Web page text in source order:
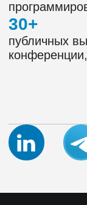
Реализуем
на встречу и
покрываем
в приложении
Учитесь
на